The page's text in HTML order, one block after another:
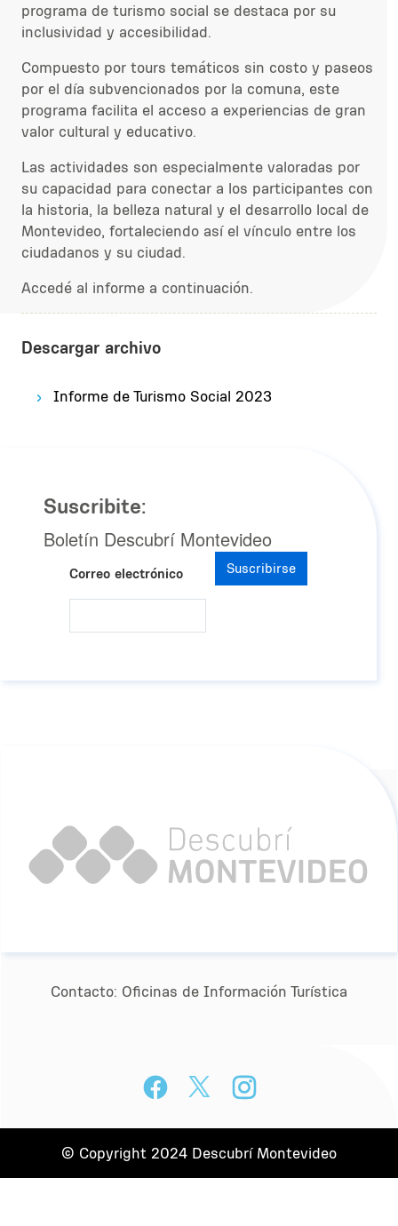
programa de turismo social se destaca por su
inclusividad y accesibilidad.
Compuesto por tours temáticos sin costo y paseos
por el día subvencionados por la comuna, este
programa facilita el acceso a experiencias de gran
valor cultural y educativo.
Las actividades son especialmente valoradas por
su capacidad para conectar a los participantes con
la historia, la belleza natural y el desarrollo local de
Montevideo, fortaleciendo así el vínculo entre los
ciudadanos y su ciudad.
Accedé al informe a continuación.
Descargar archivo
Informe de Turismo Social 2023
Suscribite:
Boletín Descubrí Montevideo
Correo electrónico Suscribirse
Contacto: Oﬁcinas de Información Turística
© Copyright 2024 Descubrí Montevideo